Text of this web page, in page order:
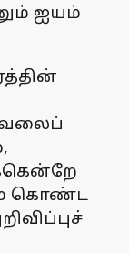
ஐயம்
கொண்ட